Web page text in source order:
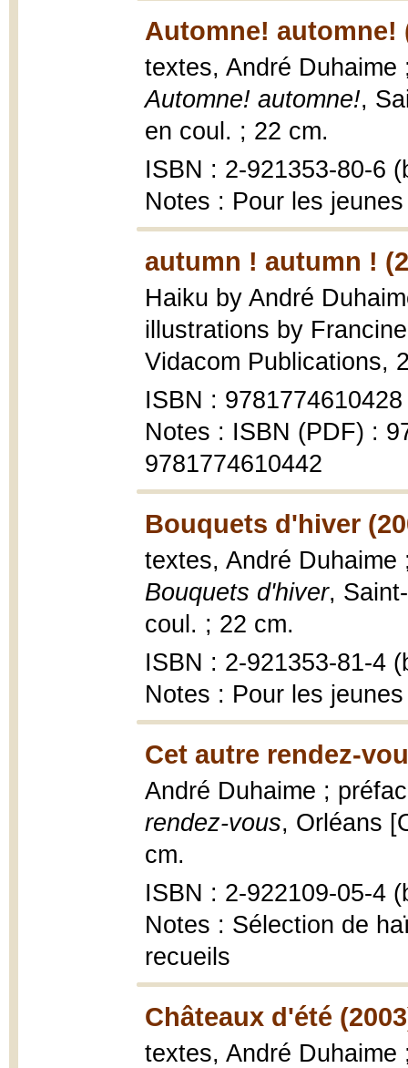
Automne! automne!
textes, André
Automne! automne!,
en coul. ; 22 cm.
ISBN : 2-921353-80-6
Notes : Pour les jeunes
autumn ! autumn !
Haiku by André
illustrations by
Vidacom Publications,
ISBN : 9781774610428
Notes : ISBN (PDF) :
9781774610442
Bouquets d'hiver
textes, André
Bouquets d'hiver,
coul. ; 22 cm.
ISBN : 2-921353-81-4
Notes : Pour les jeunes
Cet autre rendez-
André Duhaime ;
rendez-vous, Orléans
cm.
ISBN : 2-922109-05-4
Notes : Sélection de
recueils
Châteaux d'été
textes, André